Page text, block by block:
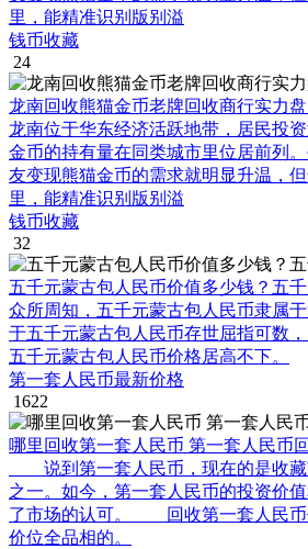
里，能精准识别版别溢
钱币收藏
24
龙南回收熊猫金币老牌回收商行实力
龙南位于华东经济活跃地带，居民投
金币的持有量在同类城市里位居前列
友变现熊猫金币的需求就明显升温，
里，能精准识别版别溢
钱币收藏
32
五千元蒙古包人民币价值多少钱？五
众所周知，五千元蒙古包人民币隶属
于五千元蒙古包人民币存世屈指可数
五千元蒙古包人民币价格居高不下。
第一套人民币最新价格
1622
哪里回收第一套人民币 第一套人民币
说到第一套人民币，现在的是收藏
之一。如今，第一套人民币的投资价
了市场的认可。 回收第一套人民
价位全品相的。